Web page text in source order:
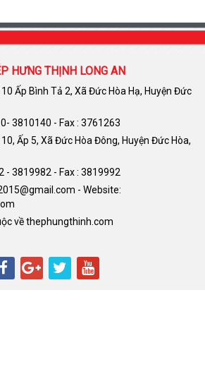
HƯNG THỊNH LONG AN
Ấp Bình Tả 2, Xã Đức Hòa Hạ, Huyện Đức
3810140 - Fax : 3761263
Ấp 5, Xã Đức Hòa Đông, Huyện Đức Hòa,
- 3819982 - Fax : 3819992
- Website:
về thephungthinh.com